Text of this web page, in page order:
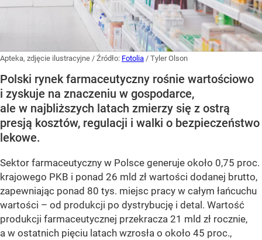
Apteka, zdjęcie ilustracyjne / Źródło: Fotolia / Tyler Olson
Polski rynek farmaceutyczny rośnie wartościowo
i zyskuje na znaczeniu w gospodarce,
ale w najbliższych latach zmierzy się z ostrą
presją kosztów, regulacji i walki o bezpieczeństwo
lekowe.
Sektor farmaceutyczny w Polsce generuje około 0,75 proc.
krajowego PKB i ponad 26 mld zł wartości dodanej brutto,
zapewniając ponad 80 tys. miejsc pracy w całym łańcuchu
wartości – od produkcji po dystrybucję i detal. Wartość
produkcji farmaceutycznej przekracza 21 mld zł rocznie,
a w ostatnich pięciu latach wzrosła o około 45 proc.,